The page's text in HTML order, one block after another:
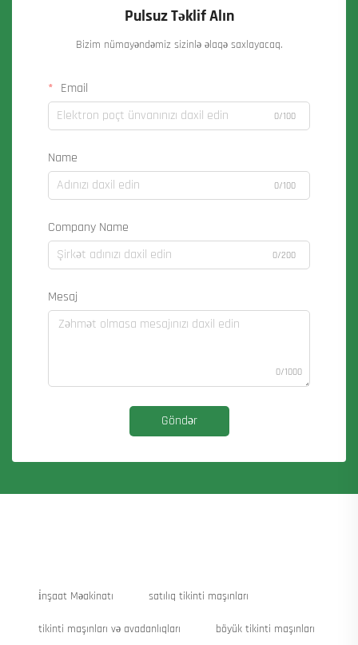
Pulsuz Təklif Alın
Bizim nümayəndəmiz sizinlə əlaqə saxlayacaq.
Email
0/100
Name
0/100
Company Name
0/200
Mesaj
0/1000
Göndər
i̇nşaat Məakinatı satılıq tikinti maşınları
tikinti maşınları və avadanlıqları böyük tikinti maşınları